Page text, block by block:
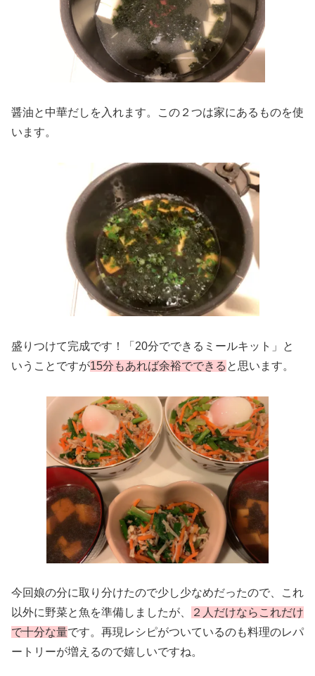
醤油と中華だしを入れます。この２つは家にあるものを使
います。
盛りつけて完成です！「20分でできるミールキット」と
いうことですが15分もあれば余裕でできる と思います。
今回娘の分に取り分けたので少し少なめだったので、これ
以外に野菜と魚を準備しましたが、
２人だけならこれだけ
で十分な量です。再現レシピがついているのも料理のレパ
ートリーが増えるので嬉しいですね。